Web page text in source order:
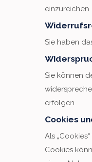
einzureichen.
Sie haben
Sie können
erfolgen.
Cookies
Als
Cookies